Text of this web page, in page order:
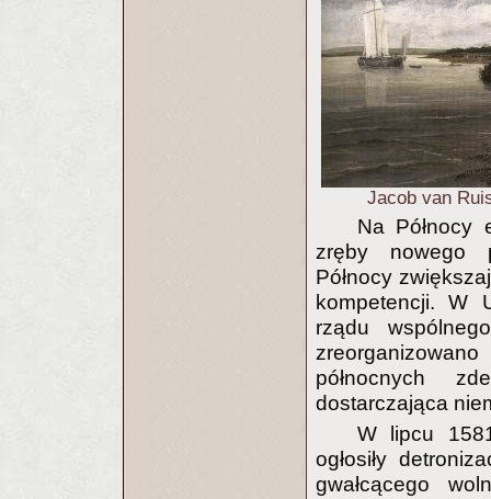
Jacob van
Na Północy
zręby nowego
Północy
kompetencji. W
rządu
północnych
dostarczająca
W lipcu
ogłosiły
gwałcącego